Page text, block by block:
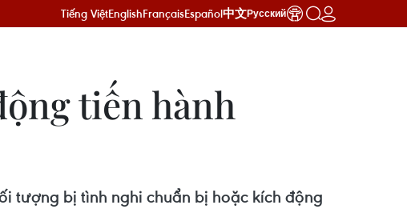
Tiếng ViệtEnglishFrançaisEspañol中文Русский
tiến hành
tượng bị tình nghi chuẩn bị hoặc kích động